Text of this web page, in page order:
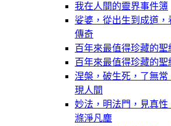
我在人間的靈界事件簿
娑婆，從出生到成道
傳奇
百年來最值得珍藏的
百年來最值得珍藏的
涅槃，破生死，了無
現人間
妙法，明法門，見真
滌淨凡塵